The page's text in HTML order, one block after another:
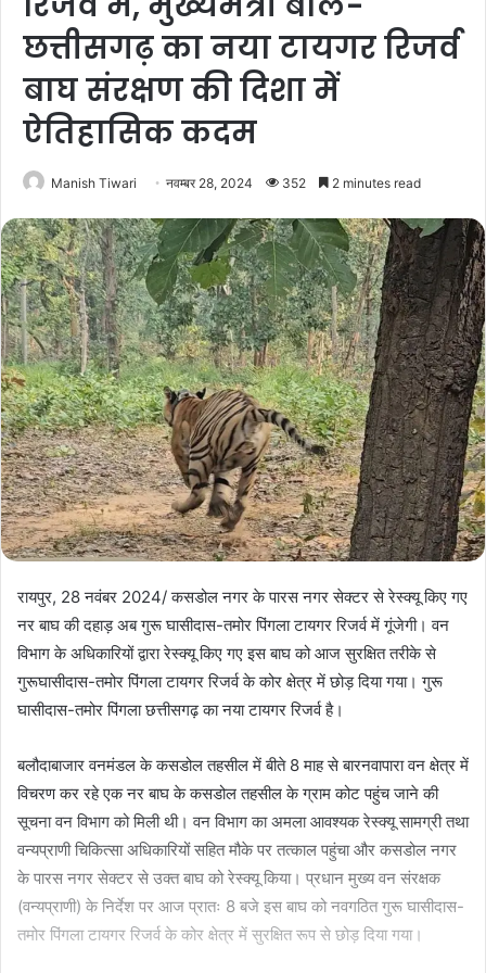
छत्तीसगढ़ का नया टायगर रिजर्व
बाघ संरक्षण की दिशा में
ऐतिहासिक कदम
Manish Tiwari नवम्बर 28, 2024 352 2 minutes read
रायपुर, 28 नवंबर 2024/ कसडोल नगर के पारस नगर सेक्टर से रेस्क्यू किए गए
नर बाघ की दहाड़ अब गुरू घासीदास-तमोर पिंगला टायगर रिजर्व में गूंजेगी। वन
विभाग के अधिकारियों द्वारा रेस्क्यू किए गए इस बाघ को आज सुरक्षित तरीके से
गुरूघासीदास-तमोर पिंगला टायगर रिजर्व के कोर क्षेत्र में छोड़ दिया गया। गुरू
घासीदास-तमोर पिंगला छत्तीसगढ़ का नया टायगर रिजर्व है।
बलौदाबाजार वनमंडल के कसडोल तहसील में बीते 8 माह से बारनवापारा वन क्षेत्र में
विचरण कर रहे एक नर बाघ के कसडोल तहसील के ग्राम कोट पहुंच जाने की
सूचना वन विभाग को मिली थी। वन विभाग का अमला आवश्यक रेस्क्यू सामग्री तथा
वन्यप्राणी चिकित्सा अधिकारियों सहित मौके पर तत्काल पहुंचा और कसडोल नगर
के पारस नगर सेक्टर से उक्त बाघ को रेस्क्यू किया। प्रधान मुख्य वन संरक्षक
(वन्यप्राणी) के निर्देश पर आज प्रातः 8 बजे इस बाघ को नवगठित गुरू घासीदास-
तमोर पिंगला टायगर रिजर्व के कोर क्षेत्र में सुरक्षित रूप से छोड़ दिया गया।